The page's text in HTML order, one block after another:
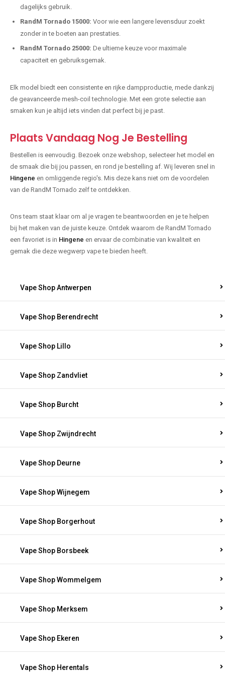
dagelijks gebruik.
RandM Tornado 15000: Voor wie een langere levensduur zoekt
zonder in te boeten aan prestaties.
RandM Tornado 25000: De ultieme keuze voor maximale
capaciteit en gebruiksgemak.
Elk model biedt een consistente en rijke dampproductie, mede dankzij
de geavanceerde mesh-coil technologie. Met een grote selectie aan
smaken kun je altijd iets vinden dat perfect bij je past.
Plaats Vandaag Nog Je Bestelling
Bestellen is eenvoudig. Bezoek onze webshop, selecteer het model en
de smaak die bij jou passen, en rond je bestelling af. Wij leveren snel in
Hingene en omliggende regio's. Mis deze kans niet om de voordelen
van de RandM Tornado zelf te ontdekken.
Ons team staat klaar om al je vragen te beantwoorden en je te helpen
bij het maken van de juiste keuze. Ontdek waarom de RandM Tornado
een favoriet is in Hingene en ervaar de combinatie van kwaliteit en
gemak die deze wegwerp vape te bieden heeft.
Vape Shop Antwerpen
Vape Shop Berendrecht
Vape Shop Lillo
Vape Shop Zandvliet
Vape Shop Burcht
Vape Shop Zwijndrecht
Vape Shop Deurne
Vape Shop Wijnegem
Vape Shop Borgerhout
Vape Shop Borsbeek
Vape Shop Wommelgem
Vape Shop Merksem
Vape Shop Ekeren
Vape Shop Herentals